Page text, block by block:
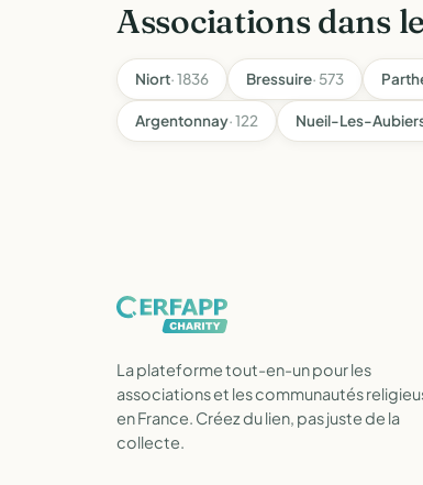
Associations dans
Niort· 1836 Bressuire· 573
Argentonnay· 122 Nueil-Les-
La plateforme tout-en-un pour les
associations et les communautés
en France. Créez du lien, pas juste de la
collecte.